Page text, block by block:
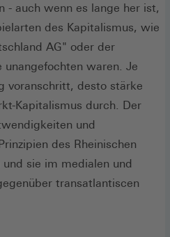
- auch wenn es lange her ist,
des Kapitalismus, wie
AG" oder der
waren. Je
voranschritt, desto stärke
Kapitalismus durch. Der
und
des Rheinischen
sie im medialen und
transatlantiscen